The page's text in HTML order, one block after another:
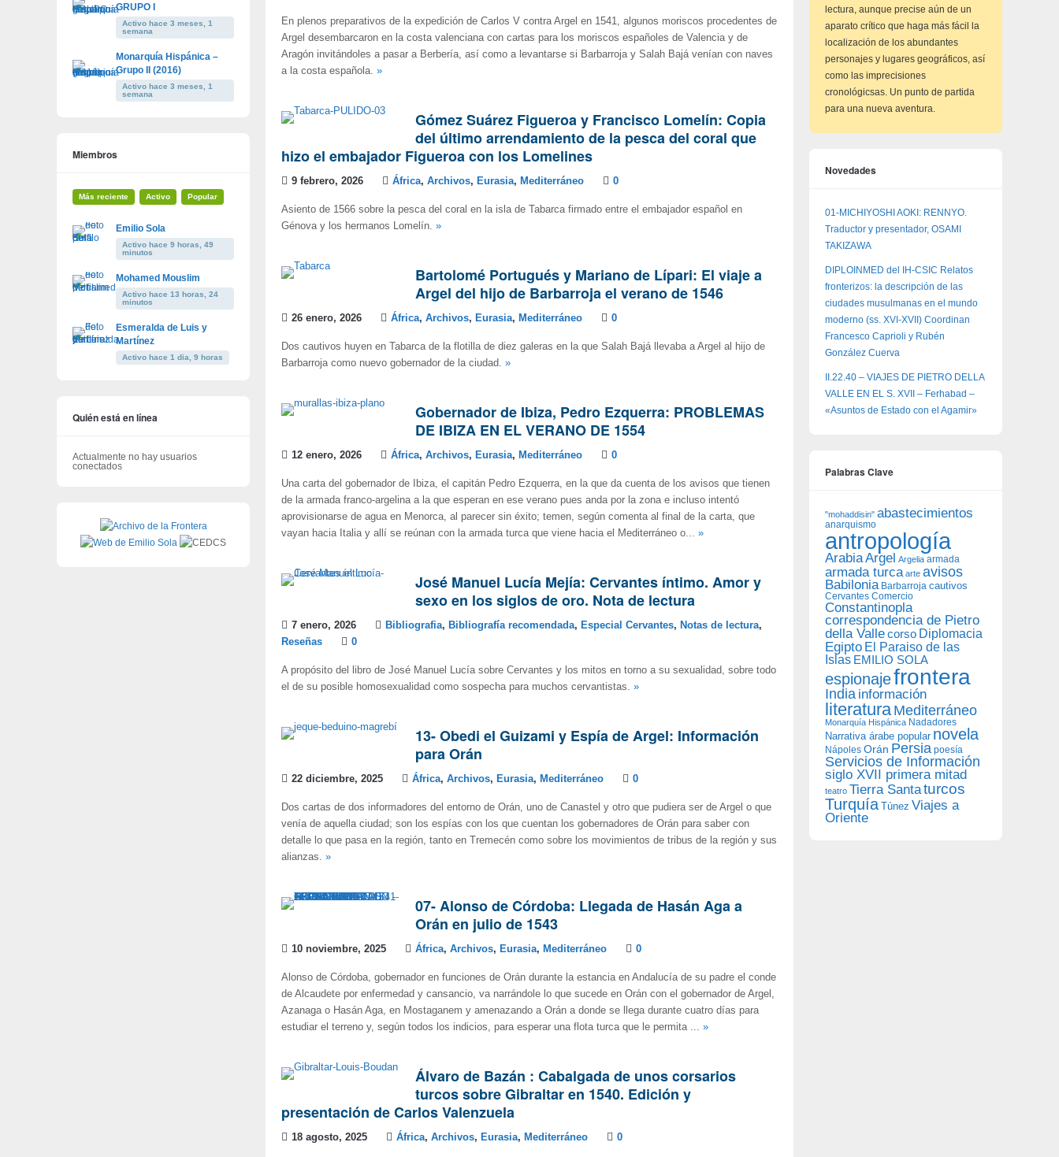
En plenos preparativos de la expedición de Carlos V contra Argel en 1541, algunos moriscos procedentes de
Argel desembarcaron en la costa valenciana con cartas para los moriscos españoles de Valencia y de
Aragón invitándoles a pasar a Berbería, así como a levantarse si Barbarroja y Salah Bajá venían con naves
a la costa española. »
Gómez Suárez Figueroa y Francisco Lomelín: Copia
del último arrendamiento de la pesca del coral que
hizo el embajador Figueroa con los Lomelines
9 febrero, 2026 África, Archivos, Eurasia, Mediterráneo 0
Asiento de 1566 sobre la pesca del coral en la isla de Tabarca firmado entre el embajador español en
Génova y los hermanos Lomelín. »
Bartolomé Portugués y Mariano de Lípari: El viaje a
Argel del hijo de Barbarroja el verano de 1546
26 enero, 2026 África, Archivos, Eurasia, Mediterráneo 0
Dos cautivos huyen en Tabarca de la flotilla de diez galeras en la que Salah Bajá llevaba a Argel al hijo de
Barbarroja como nuevo gobernador de la ciudad. »
Gobernador de Ibiza, Pedro Ezquerra: PROBLEMAS
DE IBIZA EN EL VERANO DE 1554
12 enero, 2026 África, Archivos, Eurasia, Mediterráneo 0
Una carta del gobernador de Ibiza, el capitán Pedro Ezquerra, en la que da cuenta de los avisos que tienen
de la armada franco-argelina a la que esperan en ese verano pues anda por la zona e incluso intentó
aprovisionarse de agua en Menorca, al parecer sin éxito; temen, según comenta al final de la carta, que
vayan hacia Italia y allí se reúnan con la armada turca que viene hacia el Mediterráneo o... »
José Manuel Lucía Mejía: Cervantes íntimo. Amor y
sexo en los siglos de oro. Nota de lectura
7 enero, 2026 Bibliografia, Bibliografía recomendada, Especial Cervantes, Notas de lectura,
Reseñas
0
A propósito del libro de José Manuel Lucía sobre Cervantes y los mitos en torno a su sexualidad, sobre todo
el de su posible homosexualidad como sospecha para muchos cervantistas. »
13- Obedi el Guizami y Espía de Argel: Información
para Orán
22 diciembre, 2025 África, Archivos, Eurasia, Mediterráneo 0
Dos cartas de dos informadores del entorno de Orán, uno de Canastel y otro que pudiera ser de Argel o que
venía de aquella ciudad; son los espías con los que cuentan los gobernadores de Orán para saber con
detalle lo que pasa en la región, tanto en Tremecén como sobre los movimientos de tribus de la región y sus
alianzas. »
07- Alonso de Córdoba: Llegada de Hasán Aga a
Orán en julio de 1543
10 noviembre, 2025 África, Archivos, Eurasia, Mediterráneo 0
Alonso de Córdoba, gobernador en funciones de Orán durante la estancia en Andalucía de su padre el conde
de Alcaudete por enfermedad y cansancio, va narrándole lo que sucede en Orán con el gobernador de Argel,
Azanaga o Hasán Aga, en Mostaganem y amenazando a Orán a donde se llega durante cuatro días para
estudiar el terreno y, según todos los indicios, para esperar una flota turca que le permita ... »
Álvaro de Bazán : Cabalgada de unos corsarios
turcos sobre Gibraltar en 1540. Edición y
presentación de Carlos Valenzuela
18 agosto, 2025 África, Archivos, Eurasia, Mediterráneo 0
GRUPO I
Activo hace 3 meses, 1
semana
Monarquía Hispánica –
Grupo II (2016)
Activo hace 3 meses, 1
semana
Miembros
Más reciente Activo Popular
Emilio Sola
Activo hace 9 horas, 49
minutos
Mohamed Mouslim
Activo hace 13 horas, 24
minutos
Esmeralda de Luis y
Martínez
Activo hace 1 dia, 9 horas
Quién está en línea
Actualmente no hay usuarios
conectados
lectura, aunque precise aún de un
aparato crítico que haga más fácil la
localización de los abundantes
personajes y lugares geográficos, así
como las imprecisiones
cronológicsas. Un punto de partida
para una nueva aventura.
Novedades
01-MICHIYOSHI AOKI: RENNYO.
Traductor y presentador, OSAMI
TAKIZAWA
DIPLOINMED del IH-CSIC Relatos
fronterizos: la descripción de las
ciudades musulmanas en el mundo
moderno (ss. XVI-XVII) Coordinan
Francesco Caprioli y Rubén
González Cuerva
II.22.40 – VIAJES DE PIETRO DELLA
VALLE EN EL S. XVII – Ferhabad –
«Asuntos de Estado con el Agamir»
Palabras Clave
"mohaddisin" abastecimientos
anarquismo
antropología
ArabiaArgel Argelia armada
armada turca arte avisos
Babilonia Barbarroja cautivos
Cervantes Comercio
Constantinopla
correspondencia de Pietro
della Vallecorso Diplomacia
Egipto El Paraiso de las
Islas EMILIO SOLA
espionajefrontera
India información
literatura Mediterráneo
Monarquía Hispánica Nadadores
Narrativa árabe popular novela
Nápoles Orán Persia poesía
Servicios de Información
siglo XVII primera mitad
teatro Tierra Santaturcos
Turquía Túnez Viajes a
Oriente